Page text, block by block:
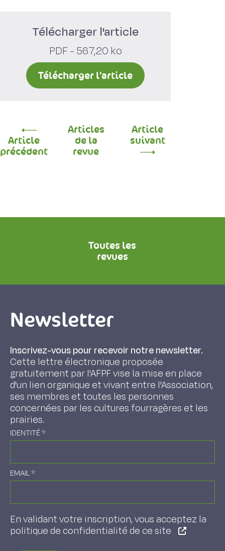
Télécharger l'article
PDF - 567,20 ko
Télécharger l'article
Article
précédent
Articles
de la
revue
Article
suivant
Toutes les
revues
Newsletter
Inscrivez-vous pour recevoir notre newsletter.
Cette lettre électronique proposée
gratuitement par l'AFPF vise la mise en place
d'un lien organique et vivant entre l'Association,
ses membres et toutes les personnes
concernées par les cultures fourragères et les
prairies.
IDENTITÉ*
EMAIL*
En validant votre inscription, vous acceptez la
politique de confidentialité de ce site